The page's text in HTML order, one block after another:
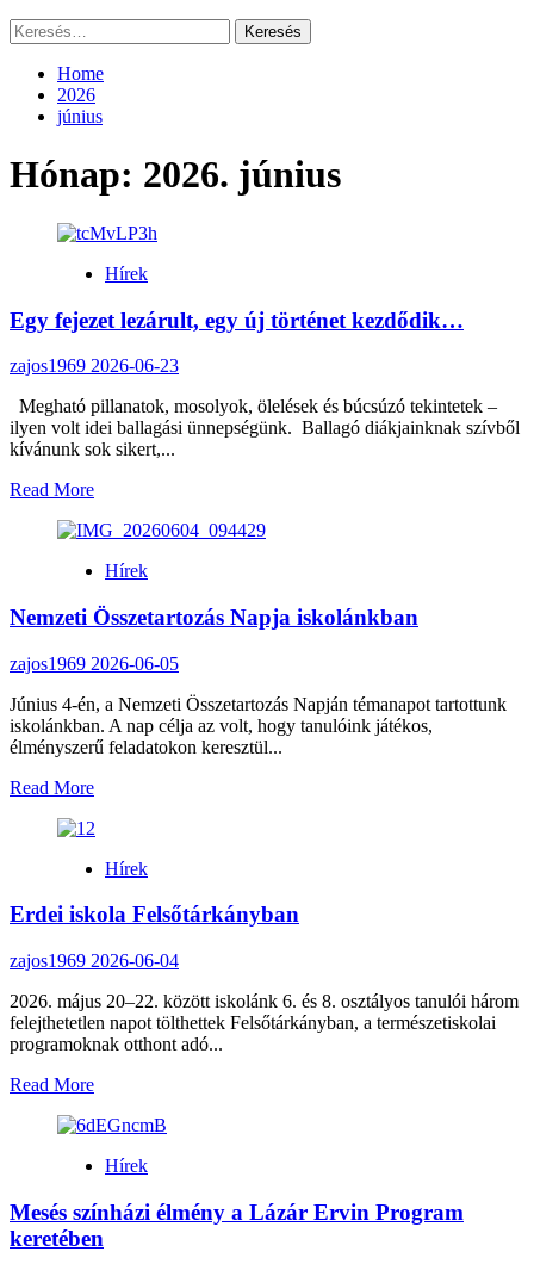
Keresés:
Home
2026
június
Hónap: 2026. június
Hírek
Egy fejezet lezárult, egy új történet kezdődik…
zajos1969 2026-06-23
Megható pillanatok, mosolyok, ölelések és búcsúzó tekintetek –
ilyen volt idei ballagási ünnepségünk. Ballagó diákjainknak szívből
kívánunk sok sikert,...
Read MoreRead
about
fejezet
egy
történet
Hírek
Nemzeti Összetartozás Napja iskolánkban
zajos1969 2026-06-05
Június 4-én, a Nemzeti Összetartozás Napján témanapot tartottunk
iskolánkban. A nap célja az volt, hogy tanulóink játékos,
élményszerű feladatokon keresztül...
Read MoreRead
about
Összetartozás
iskolánkban
Hírek
Erdei iskola Felsőtárkányban
zajos1969 2026-06-04
2026. május 20–22. között iskolánk 6. és 8. osztályos tanulói három
felejthetetlen napot tölthettek Felsőtárkányban, a természetiskolai
programoknak otthont adó...
Read MoreRead
about
iskola
Hírek
Mesés színházi élmény a Lázár Ervin Program
keretében